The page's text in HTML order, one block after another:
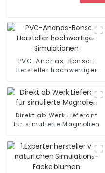
PVC-Ananas-Bonsai:
Hersteller hochwertiger
Direkt ab Werk Lieferant
für simulierte Magnolien